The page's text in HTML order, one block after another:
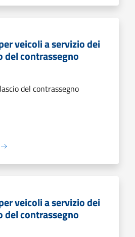
veicoli a servizio dei
del contrassegno
del contrassegno
veicoli a servizio dei
del contrassegno